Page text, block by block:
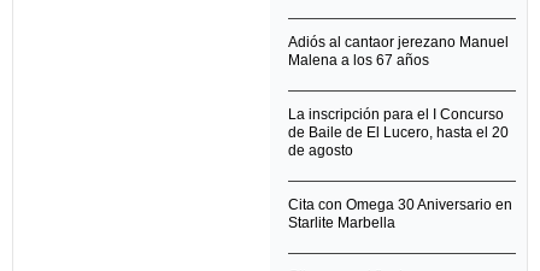
Adiós al cantaor jerezano Manuel
Malena a los 67 años
La inscripción para el I Concurso
de Baile de El Lucero, hasta el 20
de agosto
Cita con Omega 30 Aniversario en
Starlite Marbella